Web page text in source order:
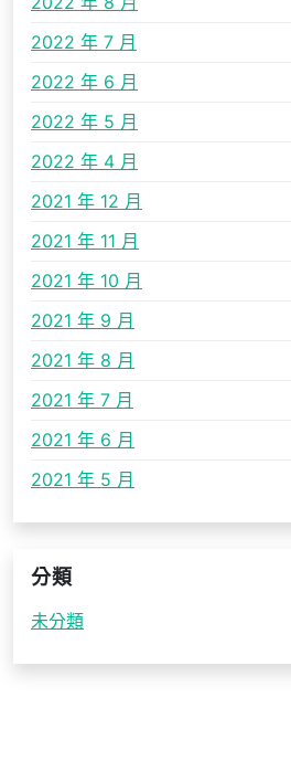
2022 年 7 月
2022 年 6 月
2022 年 5 月
2022 年 4 月
2021 年 12 月
2021 年 11 月
2021 年 10 月
2021 年 9 月
2021 年 8 月
2021 年 7 月
2021 年 6 月
2021 年 5 月
分類
未分類